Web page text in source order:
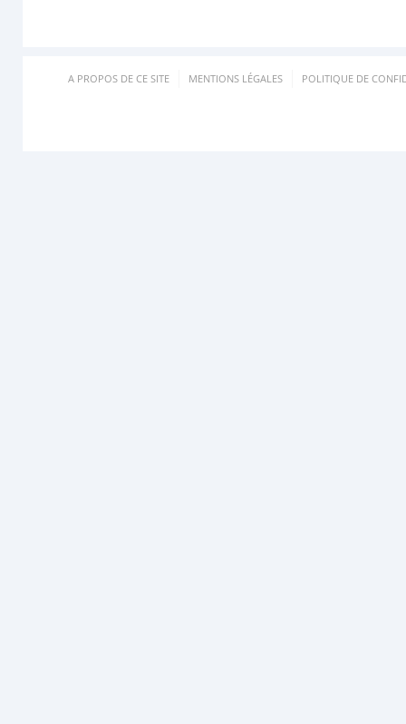
A PROPOS DE CE SITE MENTIONS LÉGALES POLITIQUE DE